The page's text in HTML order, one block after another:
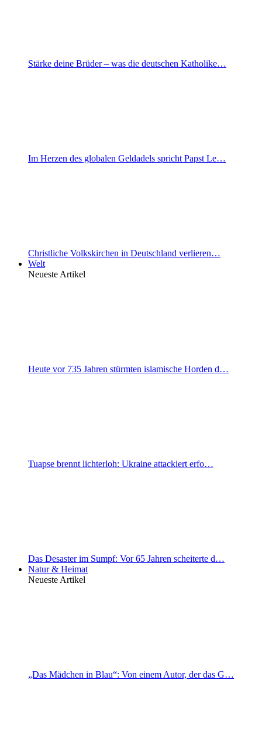
Stärke deine Brüder – was die deutschen Katholike…
Im Herzen des globalen Geldadels spricht Papst Le…
Christliche Volkskirchen in Deutschland verlieren…
Welt
Neueste Artikel
Heute vor 735 Jahren stürmten islamische Horden d…
Tuapse brennt lichterloh: Ukraine attackiert erfo…
Das Desaster im Sumpf: Vor 65 Jahren scheiterte d…
Natur & Heimat
Neueste Artikel
„Das Mädchen in Blau“: Von einem Autor, der das G…